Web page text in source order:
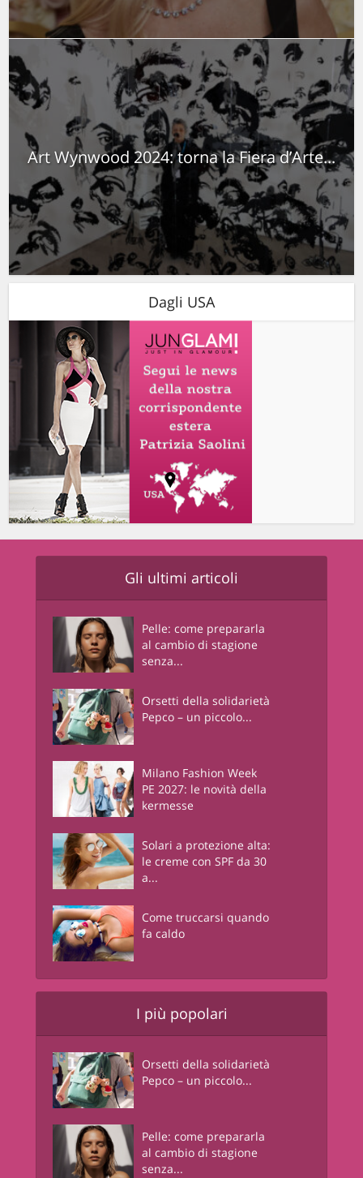
Art Wynwood 2024: torna la Fiera d’Arte...
Dagli USA
Gli ultimi articoli
Pelle: come prepararla
al cambio di stagione
senza...
Orsetti della solidarietà
Pepco – un piccolo...
Milano Fashion Week
PE 2027: le novità della
kermesse
Solari a protezione alta:
le creme con SPF da 30
a...
Come truccarsi quando
fa caldo
I più popolari
Orsetti della solidarietà
Pepco – un piccolo...
Pelle: come prepararla
al cambio di stagione
senza...